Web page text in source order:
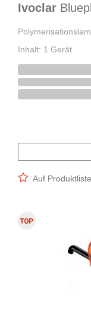
Ivoclar
Inhalt: 1 Gerät
Auf Produktliste